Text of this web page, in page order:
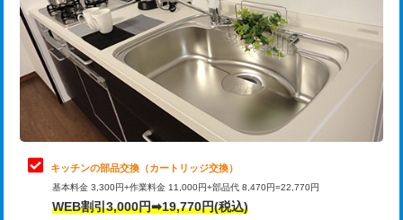
給水管工事※（支持金具設置) 5,500円
給水管工事※（保温材使用（バンド止
め込み）)
5,500円
給水管工事※（土の掘削・埋め戻し作
11,000円
給水管工事※（塩ビ管（VP・HI）使
用/3ｍまで)
給水管工事※（塩ビ管（VP・HI）使
カメラ調査 33,000円
桝清掃 8,800円
止水・漏水調査・防水処理・清掃・修
理・調整・分解・加工など（軽作業）
11,000円
止水・漏水調査・防水処理・清掃・修
理・調整・分解・加工など（中作業）
22,000円
止水・漏水調査・防水処理・清掃・修
理・調整・分解・加工など（重作業）
33,000円
キッチンの部品交換（カートリッジ交換）
基本料金 3,300円+作業料金 11,000円+部品代 8,470円=22,770円
WEB割引3,000円➡19,770円(税込)